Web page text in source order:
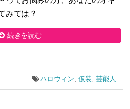
みては？
続きを読む
ハロウィン 仮装 芸能人